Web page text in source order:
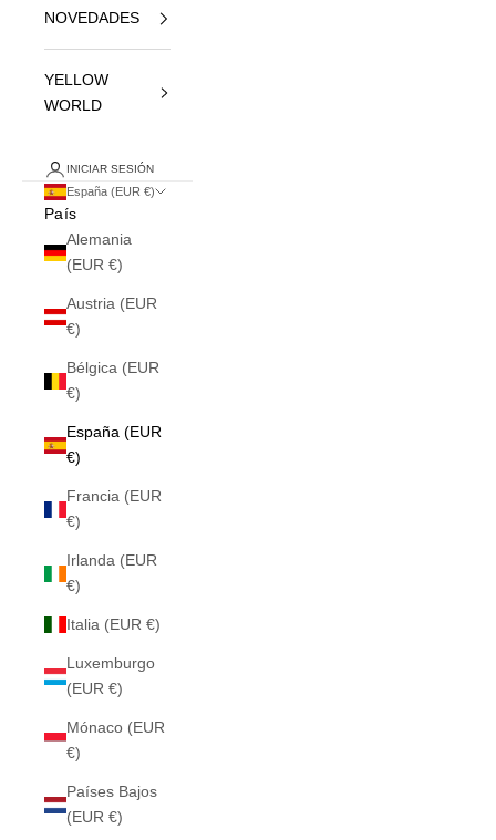
NOVEDADES
YELLOW
WORLD
INICIAR SESIÓN
España (EUR €)
País
Alemania
(EUR €)
Austria (EUR
€)
Bélgica (EUR
€)
España (EUR
€)
Francia (EUR
€)
Irlanda (EUR
€)
Italia (EUR €)
Luxemburgo
(EUR €)
Mónaco (EUR
€)
Países Bajos
(EUR €)